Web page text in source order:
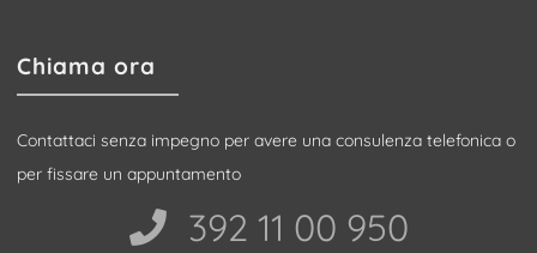
Chiama ora
Contattaci senza impegno per avere una consulenza telefonica o
per fissare un appuntamento
392 11 00 950‬